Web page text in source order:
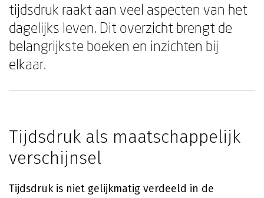
tijdsdruk raakt aan veel aspecten van het
dagelijks leven. Dit overzicht brengt de
belangrijkste boeken en inzichten bij
elkaar.
Tijdsdruk als maatschappelijk
verschijnsel
Tijdsdruk is niet gelijkmatig verdeeld in de